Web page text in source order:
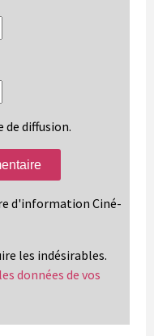
diffusion.
d'information Ciné-
les indésirables.
données de vos